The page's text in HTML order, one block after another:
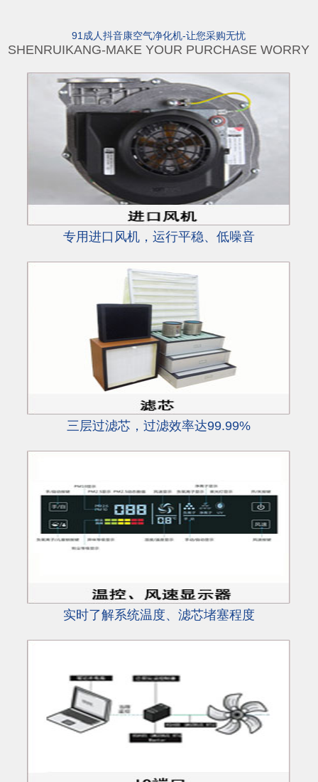
91成人抖音康空气净化机-让您采购无忧
SHENRUIKANG-MAKE YOUR PURCHASE WORRY
专用进口风机，运行平稳、低噪音
三层过滤芯，过滤效率达99.99%
实时了解系统温度、滤芯堵塞程度